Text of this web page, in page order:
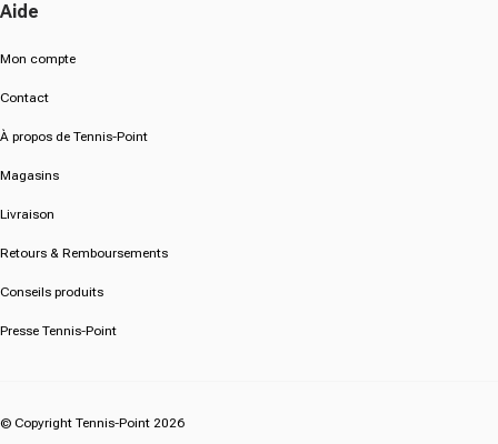
Aide
Mon compte
Contact
À propos de Tennis-Point
Magasins
Livraison
Retours & Remboursements
Conseils produits
Presse Tennis-Point
© Copyright Tennis-Point 2026